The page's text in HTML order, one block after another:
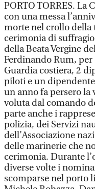
PORTO TORRES. La
con una messa
morte nel crollo della
cerimonia di
della Beata Vergine
Ferdinando Rum,
Guardia costiera, 2
piloti e un
un anno fa persero
voluta dal comando
parte anche i
polizia, dei Servizi
dell’Associazione
delle marinerie che
cerimonia. Durante
diverse volte i
scomparse nel porto